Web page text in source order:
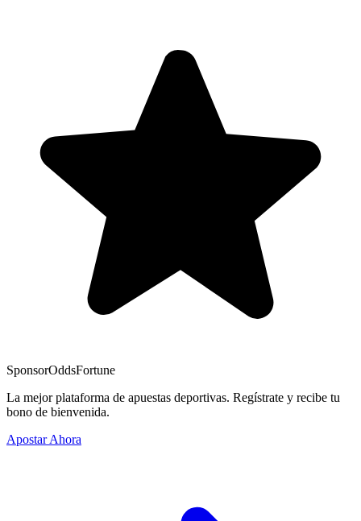
SponsorOddsFortune
La mejor plataforma de apuestas deportivas. Regístrate y recibe tu
bono de bienvenida.
Apostar Ahora